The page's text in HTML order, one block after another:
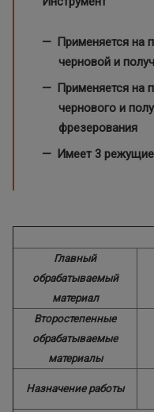
Применяется на
черновой и
Применяется на
чернового и
фрезерования
Имеет 3
Главный
обрабатываемый
материал
Второстепенные
обрабатываемые
материалы
Назначение работы